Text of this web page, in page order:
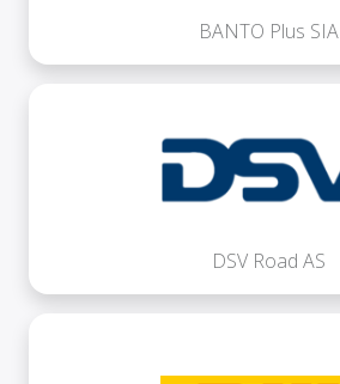
BANTO Plus SIA
DSV Road AS